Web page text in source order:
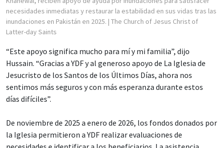
necesidades inmediatas y restaurar la estabilidad en sus vidas tras las
inundaciones en Pakistán en 2025. | The Church of Jesus Christ of
Latter-day Saints
“Este apoyo significa mucho para mí y mi familia”, dijo
Hussain. “Gracias a YDF y al generoso apoyo de La Iglesia de
Jesucristo de los Santos de los Últimos Días, ahora nos
sentimos más seguros y con más esperanza durante estos
días difíciles”.
De noviembre de 2025 a enero de 2026, los fondos donados por
la Iglesia permitieron a YDF realizar evaluaciones de